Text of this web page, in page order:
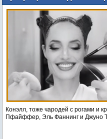
Малефисенту
Конэлл, тоже чародей с рогами и
Пфайффер, Эль Фаннинг и Джуно